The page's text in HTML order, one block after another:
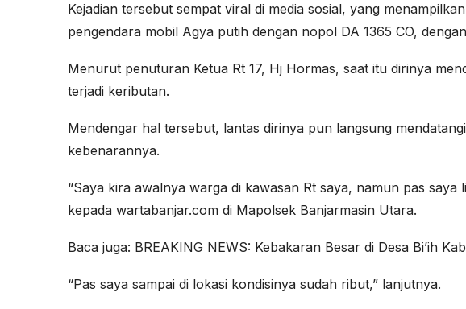
Kejadian tersebut sempat viral di media sosial, yang
pengendara mobil Agya putih dengan nopol DA 1365 CO,
Menurut penuturan Ketua Rt 17, Hj Hormas, saat itu dirinya
terjadi keributan.
Mendengar hal tersebut, lantas dirinya pun langsung
kebenarannya.
“Saya kira awalnya warga di kawasan Rt saya, namun pas saya
kepada wartabanjar.com di Mapolsek Banjarmasin Utara.
Baca juga: BREAKING NEWS: Kebakaran Besar di Desa Bi’ih
“Pas saya sampai di lokasi kondisinya sudah ribut,” lanjutnya.